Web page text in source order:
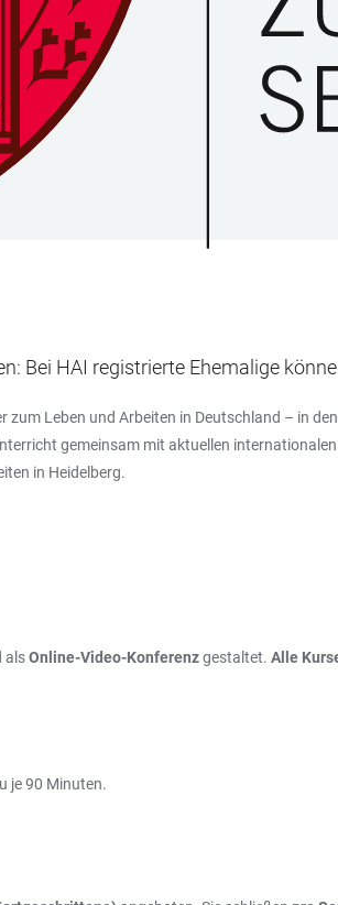
Bei HAI registrierte Ehemalige
Leben und Arbeiten in Deutschland – in
gemeinsam mit aktuellen
in Heidelberg.
alsOnline-Video-Konferenzgestaltet. Alle
je 90 Minuten.